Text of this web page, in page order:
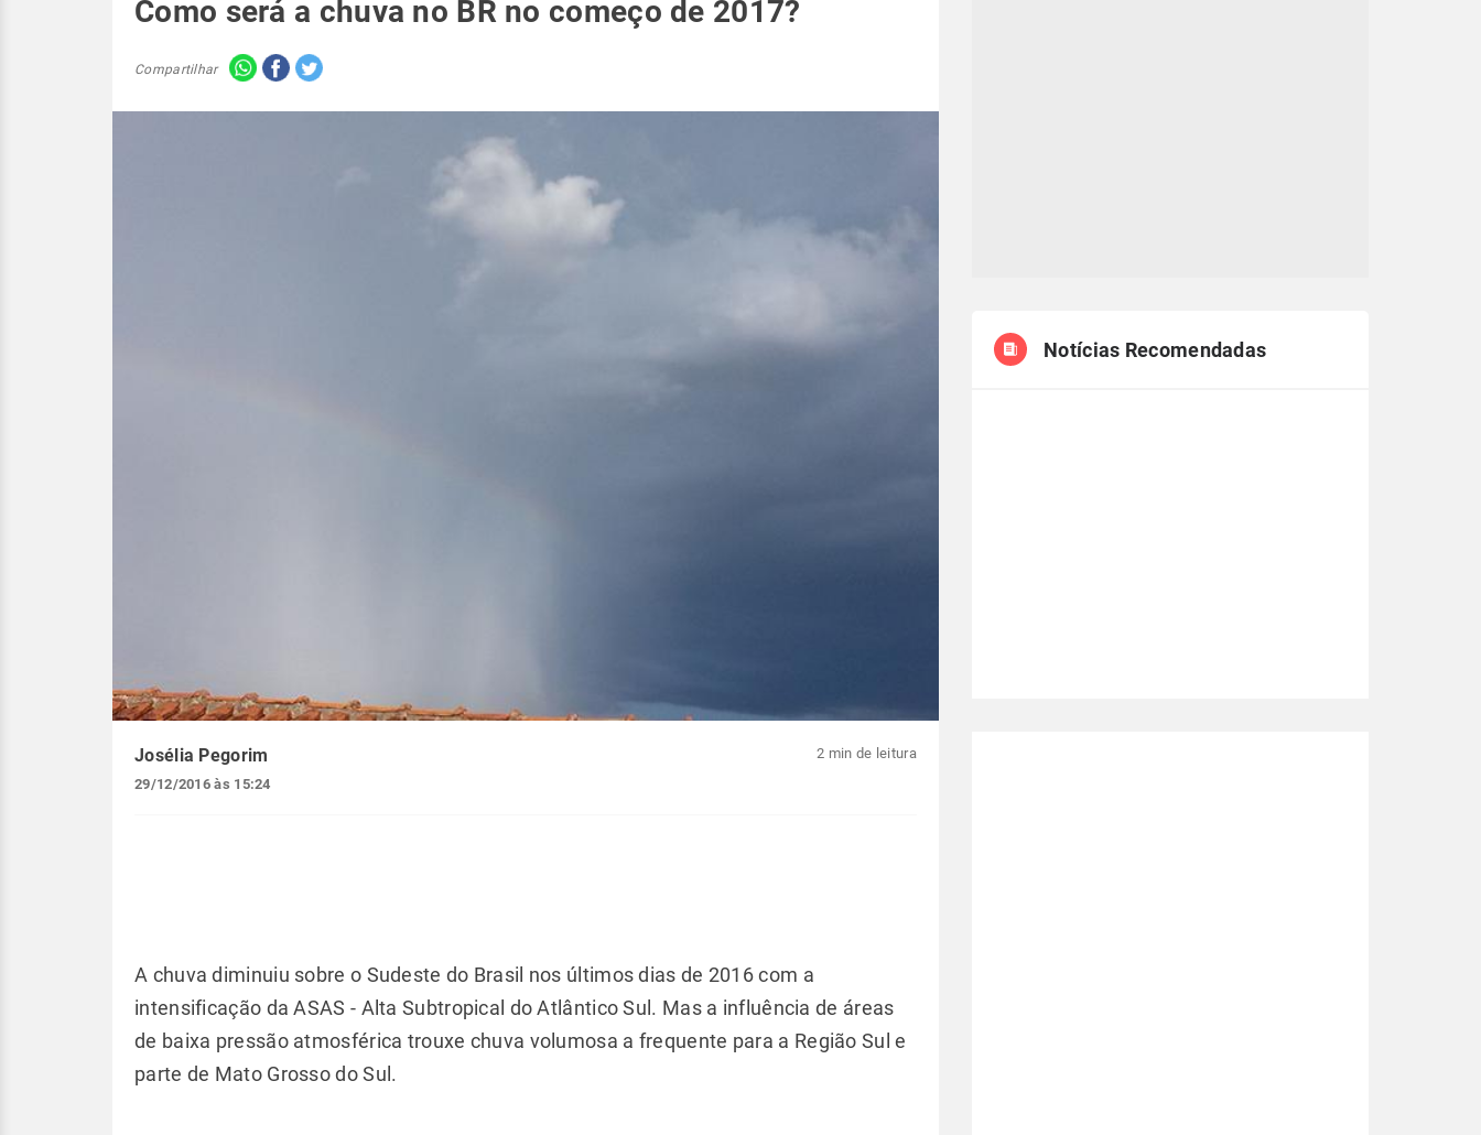
Como será a chuva no BR no começo de 2017?
Compartilhar
Josélia Pegorim
29/12/2016 às 15:24
2 min de leitura
A chuva diminuiu sobre o Sudeste do Brasil nos últimos dias de 2016 com a
intensificação da ASAS - Alta Subtropical do Atlântico Sul. Mas a influência de áreas
de baixa pressão atmosférica trouxe chuva volumosa a frequente para a Região Sul e
parte de Mato Grosso do Sul.
Notícias Recomendadas